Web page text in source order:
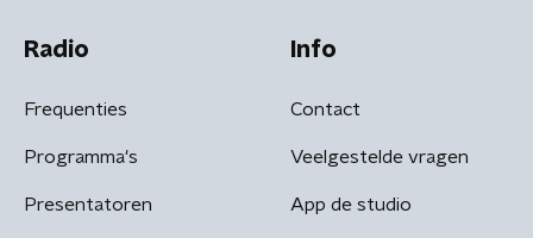
Radio
Frequenties
Programma's
Presentatoren
Info
Contact
Veelgestelde vragen
App de studio